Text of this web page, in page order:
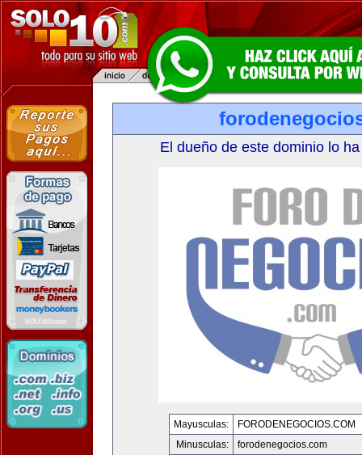
El dueño de este dominio lo
Mayusculas:
FORODENEGOCIOS.COM
Minusculas:
forodenegocios.com